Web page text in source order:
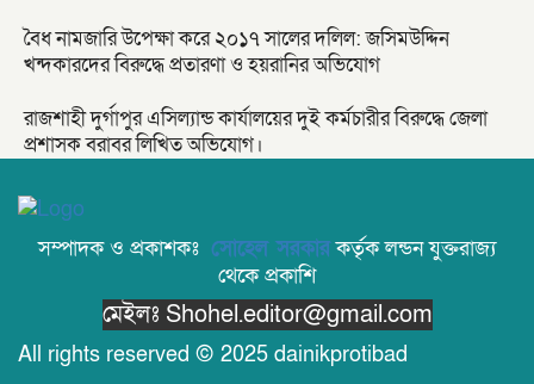
বৈধ নামজারি উপেক্ষা করে ২০১৭ সালের দলিল: জসিমউদ্দিন
খন্দকারদের বিরুদ্ধে প্রতারণা ও হয়রানির অভিযোগ
রাজশাহী দুর্গাপুর এসিল্যান্ড কার্যালয়ের দুই কর্মচারীর বিরুদ্ধে জেলা
প্রশাসক বরাবর লিখিত অভিযোগ।
সম্পাদক ও প্রকাশকঃ সোহেল সরকারকর্তৃক লন্ডন যুক্তরাজ্য
থেকে প্রকাশি
মেইলঃ Shohel.editor@gmail.com
All rights reserved © 2025 dainikprotibad